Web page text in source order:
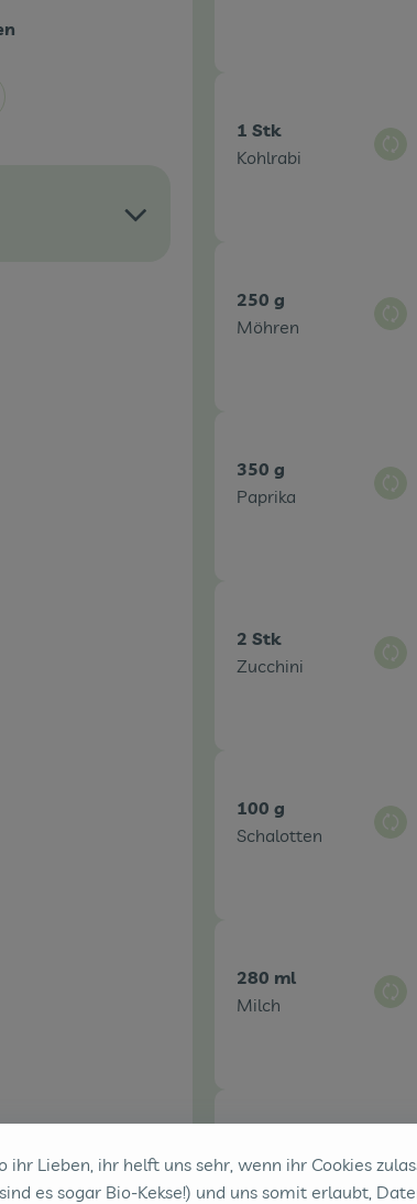
1 Stk
Kohlrabi
250 g
Möhren
350 g
Paprika
2 Stk
Zucchini
100 g
Schalotten
280 ml
Milch
Parmesan
ihr Lieben, ihr helft uns sehr, wenn ihr Cookies
es sogar Bio-Kekse!) und uns somit erlaubt,